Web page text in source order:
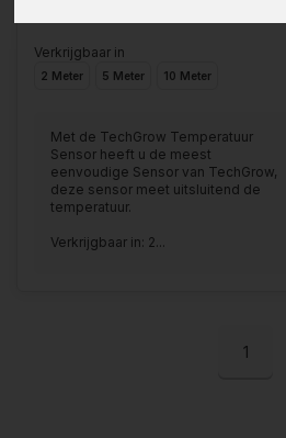
Verkrijgbaar in
2 Meter 5 Meter 10 Meter
Met de TechGrow Temperatuur
Sensor heeft u de meest
eenvoudige Sensor van TechGrow,
deze sensor meet uitsluitend de
temperatuur.
Verkrijgbaar in: 2...
1